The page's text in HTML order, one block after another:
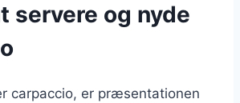
servere og nyde
carpaccio, er præsentationen